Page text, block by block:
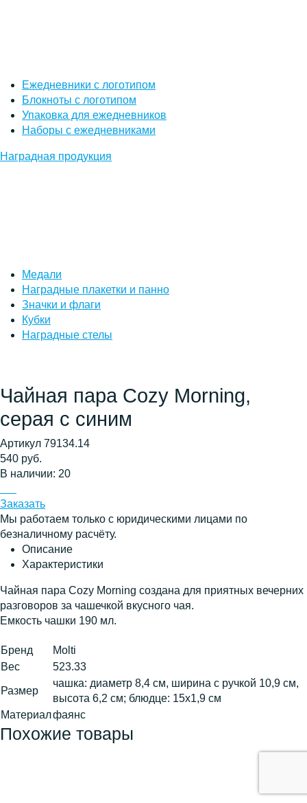
Ежедневники с логотипом
Блокноты с логотипом
Упаковка для ежедневников
Наборы с ежедневниками
Наградная продукция
Медали
Наградные плакетки и панно
Значки и флаги
Кубки
Наградные стелы
Чайная пара Cozy Morning,
серая с синим
Артикул 79134.14
540 руб.
В наличии: 20
Заказать
Мы работаем только с юридическими лицами по
безналичному расчёту.
Описание
Характеристики
Чайная пара Cozy Morning создана для приятных вечерних
разговоров за чашечкой вкусного чая.
Емкость чашки 190 мл.
Бренд
Molti
Вес
523.33
Размер
чашка: диаметр 8,4 см, ширина с ручкой 10,9 см,
высота 6,2 см; блюдце: 15х1,9 см
Материалфаянс
Похожие товары